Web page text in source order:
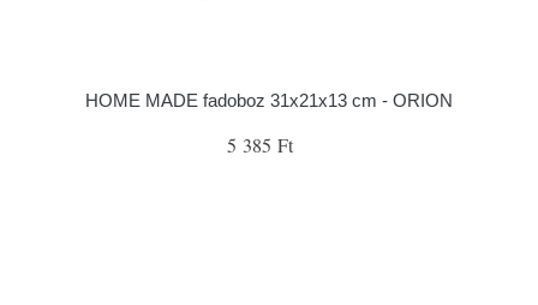
HOME MADE fadoboz 31x21x13 cm - ORION
5 385 Ft